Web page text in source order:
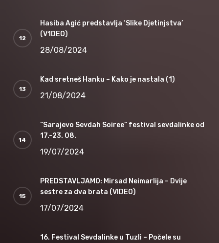
Hasiba Agić predstavlja ‘Slike Djetinjstva’
(V1DEO)
28/08/2024
Kad sretneš Hanku – Kako je nastala (1)
21/08/2024
“Sarajevo Sevdah Soiree” festival sevdalinke od
17.-23. 08.
19/07/2024
PREDSTAVLJAMO: Mirsad Neimarlija – Dvije
sestre za dva brata (VIDEO)
17/07/2024
16. Festival Sevdalinke u Tuzli – Počele su